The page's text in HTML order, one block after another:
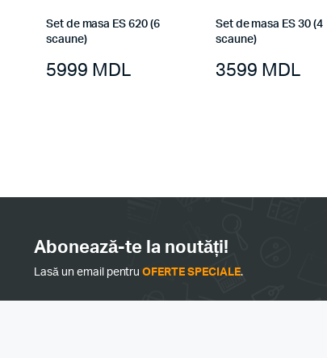
Set de masa ES 620 (6
scaune)
5999 MDL
Set de masa ES 30 (4
scaune)
3599 MDL
Abonează-te la noutăți!
Lasă un email pentruOFERTE SPECIALE.